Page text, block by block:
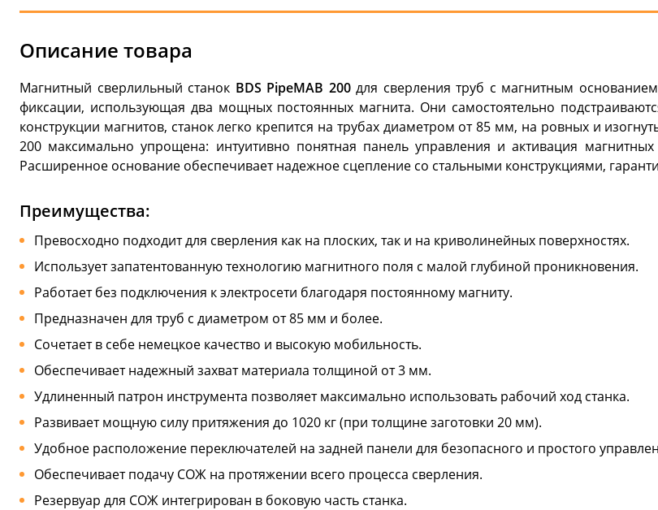
Описание товара
Магнитный сверлильный станок BDS PipeMAB 200для сверления труб с магнитным
фиксации, использующая два мощных постоянных магнита. Они самостоятельно
конструкции магнитов, станок легко крепится на трубах диаметром от 85 мм, на ровных и
200 максимально упрощена: интуитивно понятная панель управления и активация
Расширенное основание обеспечивает надежное сцепление со стальными конструкциями,
Преимущества:
Превосходно подходит для сверления как на плоских, так и на криволинейных поверхностях.
Использует запатентованную технологию магнитного поля с малой глубиной проникновения.
Работает без подключения к электросети благодаря постоянному магниту.
Предназначен для труб с диаметром от 85 мм и более.
Сочетает в себе немецкое качество и высокую мобильность.
Обеспечивает надежный захват материала толщиной от 3 мм.
Удлиненный патрон инструмента позволяет максимально использовать рабочий ход станка.
Развивает мощную силу притяжения до 1020 кг (при толщине заготовки 20 мм).
Удобное расположение переключателей на задней панели для безопасного и простого
Обеспечивает подачу СОЖ на протяжении всего процесса сверления.
Резервуар для СОЖ интегрирован в боковую часть станка.